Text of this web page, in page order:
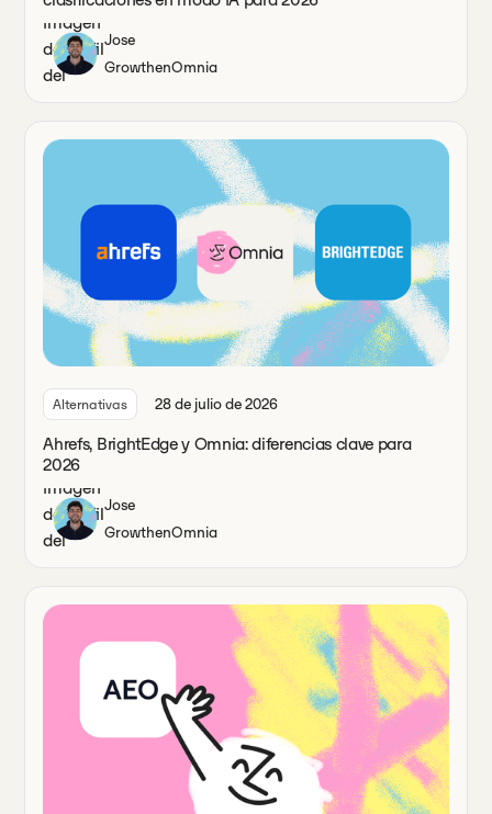
Jose
GrowthenOmnia
Alternativas 28 de julio de 2026
Ahrefs, BrightEdge y Omnia: diferencias clave para
2026
Jose
GrowthenOmnia